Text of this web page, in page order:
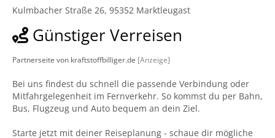
Kulmbacher Straße 26, 95352 Marktleugast
Günstiger Verreisen
Partnerseite von kraftstoffbilliger.de [Anzeige]
Bei uns findest du schnell die passende Verbindung oder
Mitfahrgelegenheit im Fernverkehr. So kommst du per Bahn,
Bus, Flugzeug und Auto bequem an dein Ziel.
Starte jetzt mit deiner Reiseplanung - schaue dir mögliche